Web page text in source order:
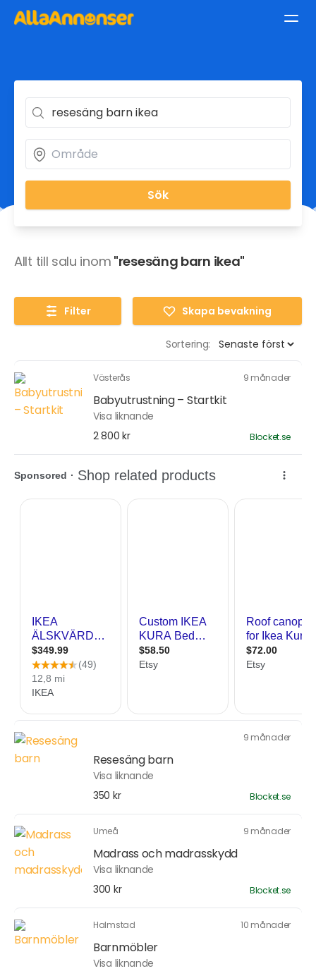
Sök
Allt till salu inom "resesäng barn ikea"
Filter Skapa bevakning
Sortering:
Västerås 9 månader
Babyutrustning – Startkit
Visa liknande
2 800 kr
Blocket.se
9 månader
Resesäng barn
Visa liknande
350 kr
Blocket.se
Umeå 9 månader
Madrass och madrasskydd
Visa liknande
300 kr
Blocket.se
Halmstad 10 månader
Barnmöbler
Visa liknande